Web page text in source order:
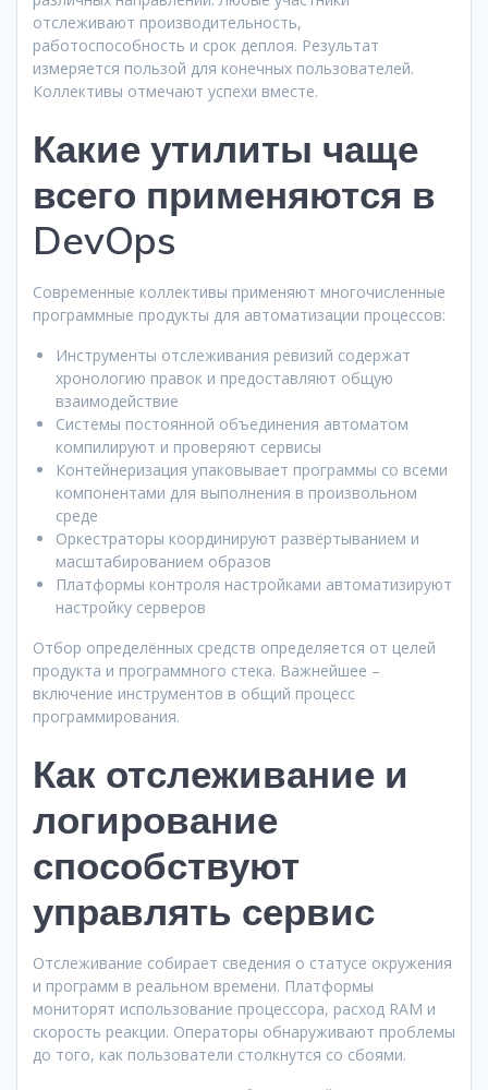
отслеживают производительность,
работоспособность и срок деплоя. Результат
измеряется пользой для конечных пользователей.
Коллективы отмечают успехи вместе.
Какие утилиты чаще
всего применяются в
DevOps
Современные коллективы применяют многочисленные
программные продукты для автоматизации процессов:
Инструменты отслеживания ревизий содержат
хронологию правок и предоставляют общую
взаимодействие
Системы постоянной объединения автоматом
компилируют и проверяют сервисы
Контейнеризация упаковывает программы со всеми
компонентами для выполнения в произвольном
среде
Оркестраторы координируют развёртыванием и
масштабированием образов
Платформы контроля настройками автоматизируют
настройку серверов
Отбор определённых средств определяется от целей
продукта и программного стека. Важнейшее –
включение инструментов в общий процесс
программирования.
Как отслеживание и
логирование
способствуют
управлять сервис
Отслеживание собирает сведения о статусе окружения
и программ в реальном времени. Платформы
мониторят использование процессора, расход RAM и
скорость реакции. Операторы обнаруживают проблемы
до того, как пользователи столкнутся со сбоями.